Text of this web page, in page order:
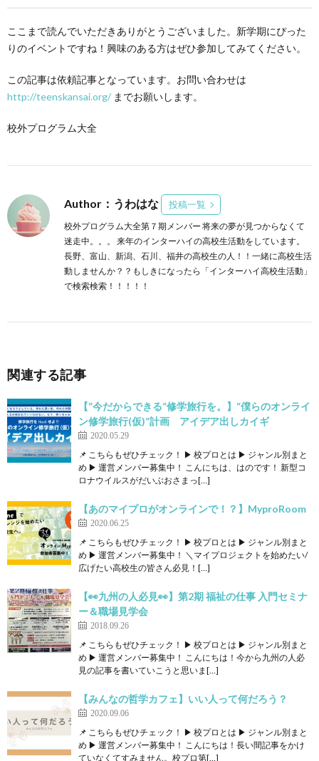
ここまで読んでいただきありがとうございました。新学期にぴった
りのイベントですね！興味のある方はぜひ参加してみてください。
この記事は依頼記事となっています。お問い合わせは
http://teenskansai.org/ までお願いします。
校外プログラム大全
Author：うわはな 投稿一覧
校外プログラム大全第７期メンバー 将来の夢が見つからなくて
迷走中。。。 来年のインターハイの高校生活動をしています。
長野、富山、新潟、石川、福井の高校生の人！！一緒に高校生活
動しませんか？？もしきになったら「インターハイ高校生活動」
で検索検索！！！！！
関連する記事
【”今だからできる”修学旅行を。】“僕らのオンライ
ン修学旅行(仮)”計画 アイデア出しカイギ
2020.05.29
📌 こちらもぜひチェック！ ▶ 校プロとは ▶ ジャンル別まと
め ▶ 運営メンバー募集中！ こんにちは、はのです！ 新型コ
ロナウイルスがだいぶおさまっ[…]
【あのマイプロがオンラインで！？】MyproRoom
2020.06.25
📌 こちらもぜひチェック！ ▶ 校プロとは ▶ ジャンル別まと
め ▶ 運営メンバー募集中！ ＼マイプロジェクトを始めたい/
広げたい高校生の皆さん必見！[…]
【👀九州の人必見👀】第2期 福祉の仕事 入門セミナ
ー＆職場見学会
2018.09.26
📌 こちらもぜひチェック！ ▶ 校プロとは ▶ ジャンル別まと
め ▶ 運営メンバー募集中！ こんにちは！今から九州の人必
見の記事を書いていこうと思いま[…]
【みんなの哲学カフェ】いい人って何だろう？
2020.09.06
📌 こちらもぜひチェック！ ▶ 校プロとは ▶ ジャンル別まと
め ▶ 運営メンバー募集中！ こんにちは！長い間記事をかけ
ていなくてすみません。校プロ第[…]